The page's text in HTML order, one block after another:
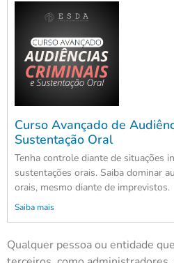
Curso Avançado de
Sustentação Oral
Tenha controle diante de situações
sustentações orais. Saiba dominar
orais, mesmo diante de imprevistos.
Saiba mais
Qualquer pessoa ou entidade